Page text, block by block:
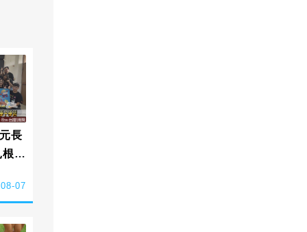
長
偏
07